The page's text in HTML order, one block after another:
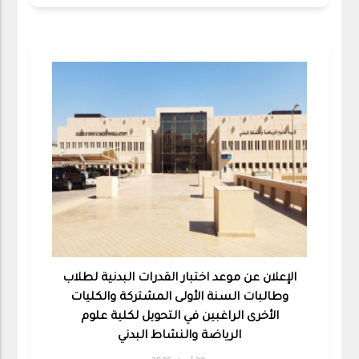
الإعلان عن موعد اختبار القدرات البدنية لطلاب
وطالبات السنة الأولى المشتركة والكليات
الأخرى الراغبين في التحويل لكلية علوم
الرياضة والنشاط البدني